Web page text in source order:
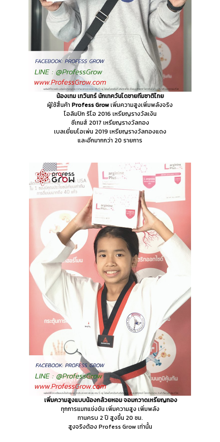
น้องเทม เทวินทร์นักเทควันโดชายทีมชาติไทย
ผู้ใช้สิ้นค้า Profess Growเพิ่มความสูงเพิ่มพลังจริง
โอลิมปิก ริโอ 2016 เหรียญรางวัลเงิน
ซีเกมส์ 2017 เหรียญรางวัลทอง
เบลเยี่ยมโอเพ่น 2019 เหรียญรางวัลทองแดง
และอีกมากกว่า 20 รายการ
เพิ่มความสูงแบบน้องกล้วยหอม จอมกวาดเหรียญทอง
ทุกการแมทแข่งขัน เพิ่มความสูง เพิ่มพลัง
ทานครบ 2 ปี สูงขึ้น 20 ซม.
สูงจริงต้อง Profess Grow เท่านั้น